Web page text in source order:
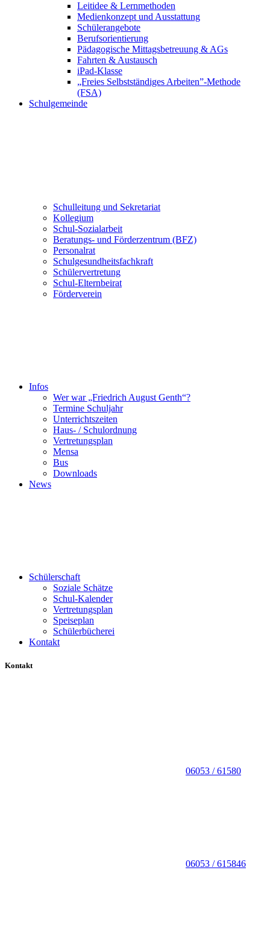
Leitidee & Lernmethoden
Medienkonzept und Ausstattung
Schülerangebote
Berufsorientierung
Pädagogische Mittagsbetreuung & AGs
Fahrten & Austausch
iPad-Klasse
„Freies Selbstständiges Arbeiten”-Methode
(FSA)
Schulgemeinde
Schulleitung und Sekretariat
Kollegium
Schul-Sozialarbeit
Beratungs- und Förderzentrum (BFZ)
Personalrat
Schulgesundheitsfachkraft
Schülervertretung
Schul-Elternbeirat
Förderverein
Infos
Wer war „Friedrich August Genth“?
Termine Schuljahr
Unterrichtszeiten
Haus- / Schulordnung
Vertretungsplan
Mensa
Bus
Downloads
News
Schülerschaft
Soziale Schätze
Schul-Kalender
Vertretungsplan
Speiseplan
Schülerbücherei
Kontakt
Kontakt
06053 / 61580
06053 / 615846